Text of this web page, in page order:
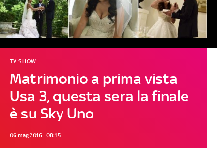
Matrimonio a prima vista
Usa 3, questa sera la finale
è su Sky Uno
TV SHOW
06 mag 2016 - 08:15